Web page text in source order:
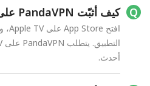
كيف أثبّت PandaVPN على Apple TV؟
أحدث.